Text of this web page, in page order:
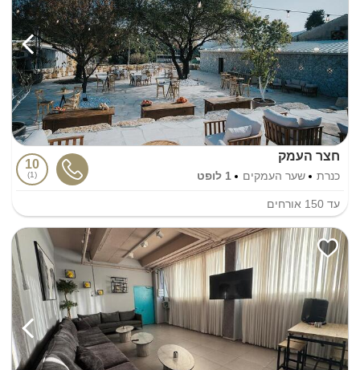
חצר העמק
כנרת שער העמקים 1 לופט
10
1
עד 150 אורחים